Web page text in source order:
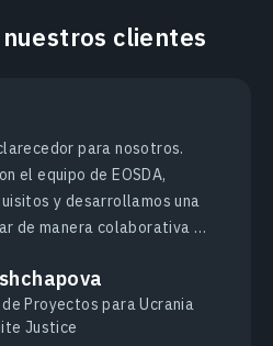
clientes
para nosotros.
el equipo de EOSDA,
y desarrollamos una
de manera colaborativa y
nuestras necesidades y
al lector.
Proyectos para Ucrania
Justice